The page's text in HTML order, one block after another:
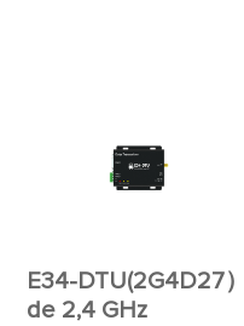
E34-DTU(2G4D27
de 2,4 GHz